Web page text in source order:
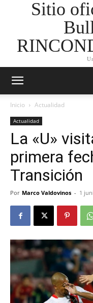
Sitio
Inicio Actualidad
Actualidad
La «U»
primera
Transición
Por Marco Valdovinos - 1